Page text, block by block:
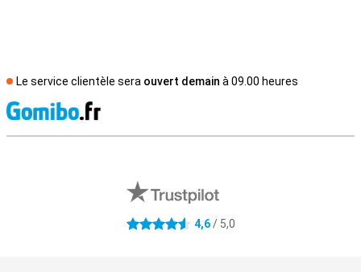
Le service clientèle sera ouvert demain à 09.00 heures
4.6 étoiles 4,6/ 5,0